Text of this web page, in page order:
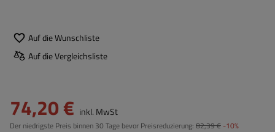
Auf die Wunschliste
Auf die Vergleichsliste
74,20 € inkl. MwSt
Der niedrigste Preis binnen 30 Tage bevor Preisreduzierung: 82,39 € -10%